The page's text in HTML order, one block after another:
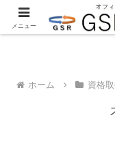
沖縄の社労士・行政書士
ホーム 資格
メニュー